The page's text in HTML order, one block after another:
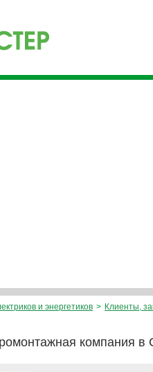
и энергетиков > Клиенты,
компания в